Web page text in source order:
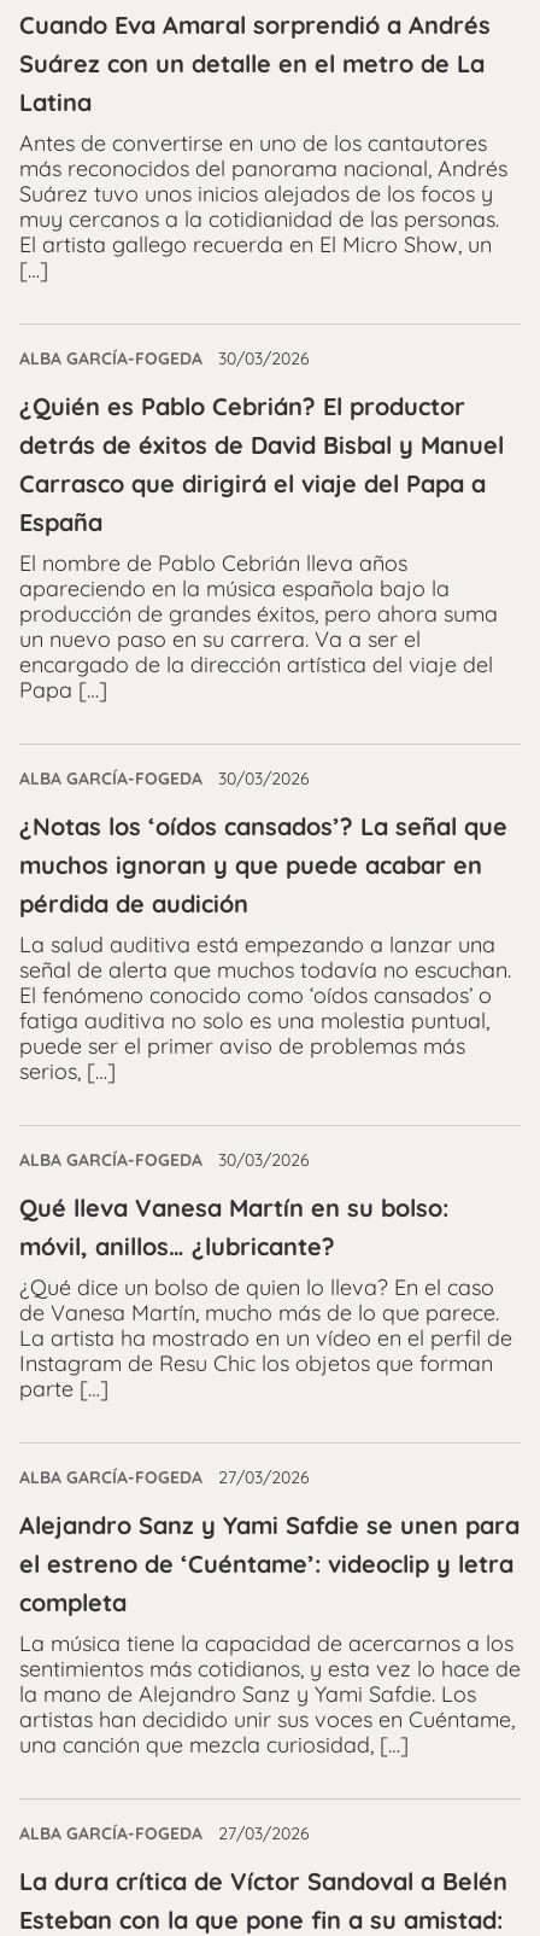
Cuando Eva Amaral sorprendió a Andrés
Suárez con un detalle en el metro de La
Latina
Antes de convertirse en uno de los cantautores
más reconocidos del panorama nacional, Andrés
Suárez tuvo unos inicios alejados de los focos y
muy cercanos a la cotidianidad de las personas.
El artista gallego recuerda en El Micro Show, un
[…]
ALBA GARCÍA-FOGEDA 30/03/2026
¿Quién es Pablo Cebrián? El productor
detrás de éxitos de David Bisbal y Manuel
Carrasco que dirigirá el viaje del Papa a
España
El nombre de Pablo Cebrián lleva años
apareciendo en la música española bajo la
producción de grandes éxitos, pero ahora suma
un nuevo paso en su carrera. Va a ser el
encargado de la dirección artística del viaje del
Papa […]
ALBA GARCÍA-FOGEDA 30/03/2026
¿Notas los ‘oídos cansados’? La señal que
muchos ignoran y que puede acabar en
pérdida de audición
La salud auditiva está empezando a lanzar una
señal de alerta que muchos todavía no escuchan.
El fenómeno conocido como ‘oídos cansados’ o
fatiga auditiva no solo es una molestia puntual,
puede ser el primer aviso de problemas más
serios, […]
ALBA GARCÍA-FOGEDA 30/03/2026
Qué lleva Vanesa Martín en su bolso:
móvil, anillos… ¿lubricante?
¿Qué dice un bolso de quien lo lleva? En el caso
de Vanesa Martín, mucho más de lo que parece.
La artista ha mostrado en un vídeo en el perfil de
Instagram de Resu Chic los objetos que forman
parte […]
ALBA GARCÍA-FOGEDA 27/03/2026
Alejandro Sanz y Yami Safdie se unen para
el estreno de ‘Cuéntame’: videoclip y letra
completa
La música tiene la capacidad de acercarnos a los
sentimientos más cotidianos, y esta vez lo hace de
la mano de Alejandro Sanz y Yami Safdie. Los
artistas han decidido unir sus voces en Cuéntame,
una canción que mezcla curiosidad, […]
ALBA GARCÍA-FOGEDA 27/03/2026
La dura crítica de Víctor Sandoval a Belén
Esteban con la que pone fin a su amistad: